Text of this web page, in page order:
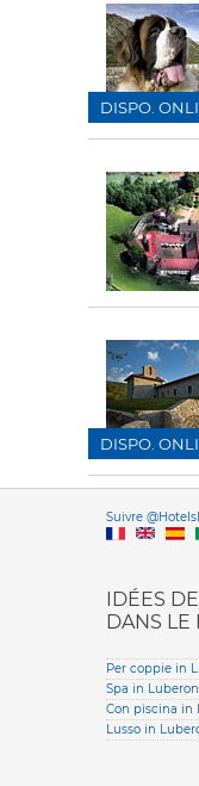
DISPO.
DISPO.
Suivre
IDÉES
DANS LE
Per coppie in
Spa in Luberon
Con piscina in
Lusso in